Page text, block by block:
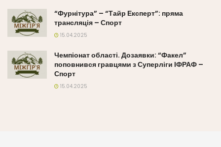
“Фурнітура” – “Тайр Експерт”: пряма
трансляція – Спорт
15.04.2025
Чемпіонат області. Дозаявки: “Факел”
поповнився гравцями з Суперліги ІФРАФ –
Спорт
15.04.2025